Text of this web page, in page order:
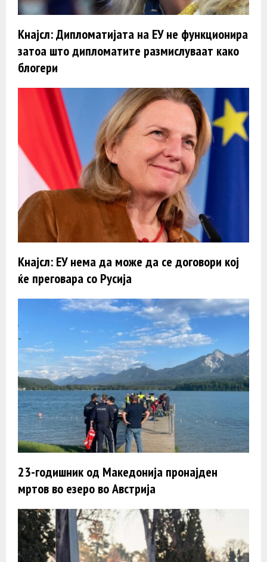
Кнајсл: Дипломатијата на ЕУ не функционира
затоа што дипломатите размислуваат како
блогери
Кнајсл: ЕУ нема да може да се договори кој
ќе преговара со Русија
23-годишник од Македонија пронајден
мртов во езеро во Австрија